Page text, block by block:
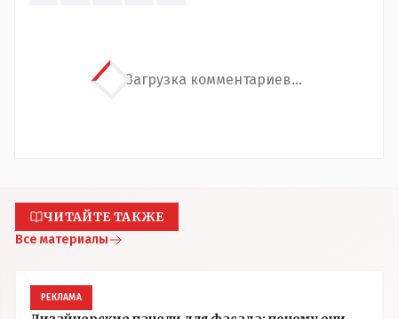
Загрузка комментариев...
ЧИТАЙТЕ ТАКЖЕ
Все материалы
РЕКЛАМА